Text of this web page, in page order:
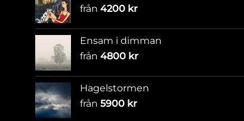
från 4200 kr
Ensam i dimman
från 4800 kr
Hagelstormen
från 5900 kr